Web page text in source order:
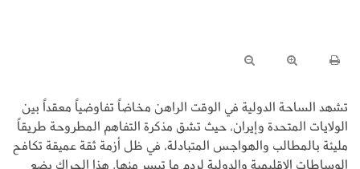
تشهد الساحة الدولية في الوقت الراهن مخاضاً تفاوضياً معقداً بين
الولايات المتحدة وإيران، حيث تشق مذكرة التفاهم المطروحة طريقاً
مليئة بالمطالب والهواجس المتبادلة، في ظل أزمة ثقة عميقة تكافح
الوساطات الإقليمية والدولية لردم ما تيسر منها. هذا الحراك يضع